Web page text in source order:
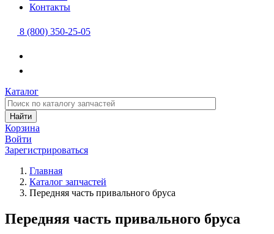
Контакты
8 (800) 350-25-05
Каталог
Найти
Корзина
Войти
Зарегистрироваться
Главная
Каталог запчастей
Передняя часть привального бруса
Передняя часть привального бруса